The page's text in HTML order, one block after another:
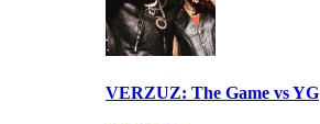
VERZUZ: The Game vs YG